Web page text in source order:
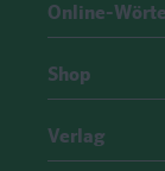
Online-
Shop
Verlag